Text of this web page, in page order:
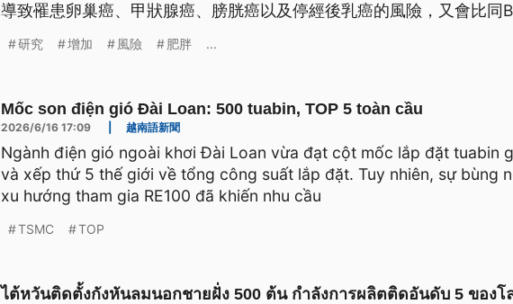
導致罹患卵巢癌、甲狀腺癌、膀胱癌以及停經後乳癌的風險，又會比同
研究 增加 風險 肥胖 ...
Mốc son điện gió Đài Loan: 500 tuabin, TOP 5 toàn cầu
2026/6/16 17:09 越南語新聞
Ngành điện gió ngoài khơi Đài Loan vừa đạt cột mốc lắp đặt tuabin
và xếp thứ 5 thế giới về tổng công suất lắp đặt. Tuy nhiên, sự bùng
xu hướng tham gia RE100 đã khiến nhu cầu
TSMC TOP
ไต้หวันติดตั้งกังหันลมนอกชายฝั่ง 500 ต้น กำลังการผลิตติดอันดับ 5 ของโ